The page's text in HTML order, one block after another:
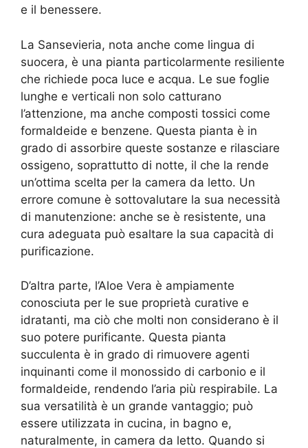
e il benessere.
La Sansevieria, nota anche come lingua di
suocera, è una pianta particolarmente resiliente
che richiede poca luce e acqua. Le sue foglie
lunghe e verticali non solo catturano
l’attenzione, ma anche composti tossici come
formaldeide e benzene. Questa pianta è in
grado di assorbire queste sostanze e rilasciare
ossigeno, soprattutto di notte, il che la rende
un’ottima scelta per la camera da letto. Un
errore comune è sottovalutare la sua necessità
di manutenzione: anche se è resistente, una
cura adeguata può esaltare la sua capacità di
purificazione.
D’altra parte, l’Aloe Vera è ampiamente
conosciuta per le sue proprietà curative e
idratanti, ma ciò che molti non considerano è il
suo potere purificante. Questa pianta
succulenta è in grado di rimuovere agenti
inquinanti come il monossido di carbonio e il
formaldeide, rendendo l’aria più respirabile. La
sua versatilità è un grande vantaggio; può
essere utilizzata in cucina, in bagno e,
naturalmente, in camera da letto. Quando si